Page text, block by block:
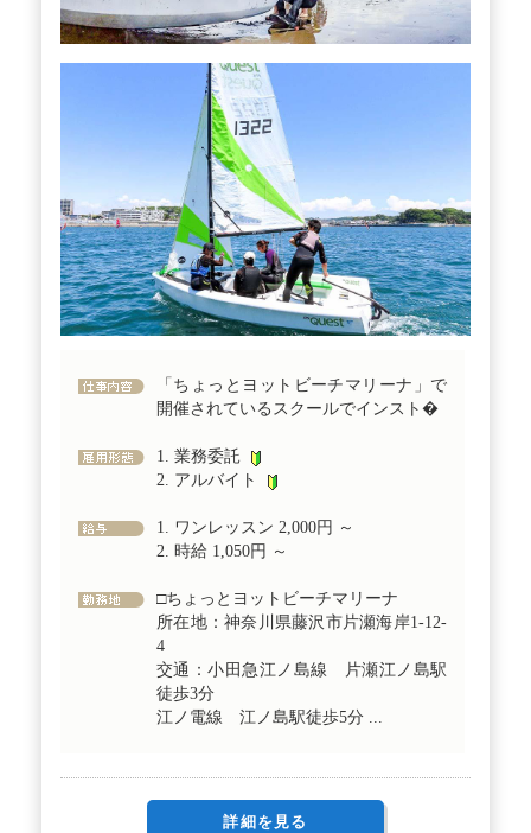
「ちょっとヨットビーチマリーナ」で
開催されているスクールでインスト�
1. 業務委託
2. アルバイト
1. ワンレッスン 2,000円 ～
2. 時給 1,050円 ～
□ちょっとヨットビーチマリーナ
所在地：神奈川県藤沢市片瀬海岸1-12-
4
交通：小田急江ノ島線 片瀬江ノ島駅
徒歩3分
江ノ電線 江ノ島駅徒歩5分 ...
詳細を見る